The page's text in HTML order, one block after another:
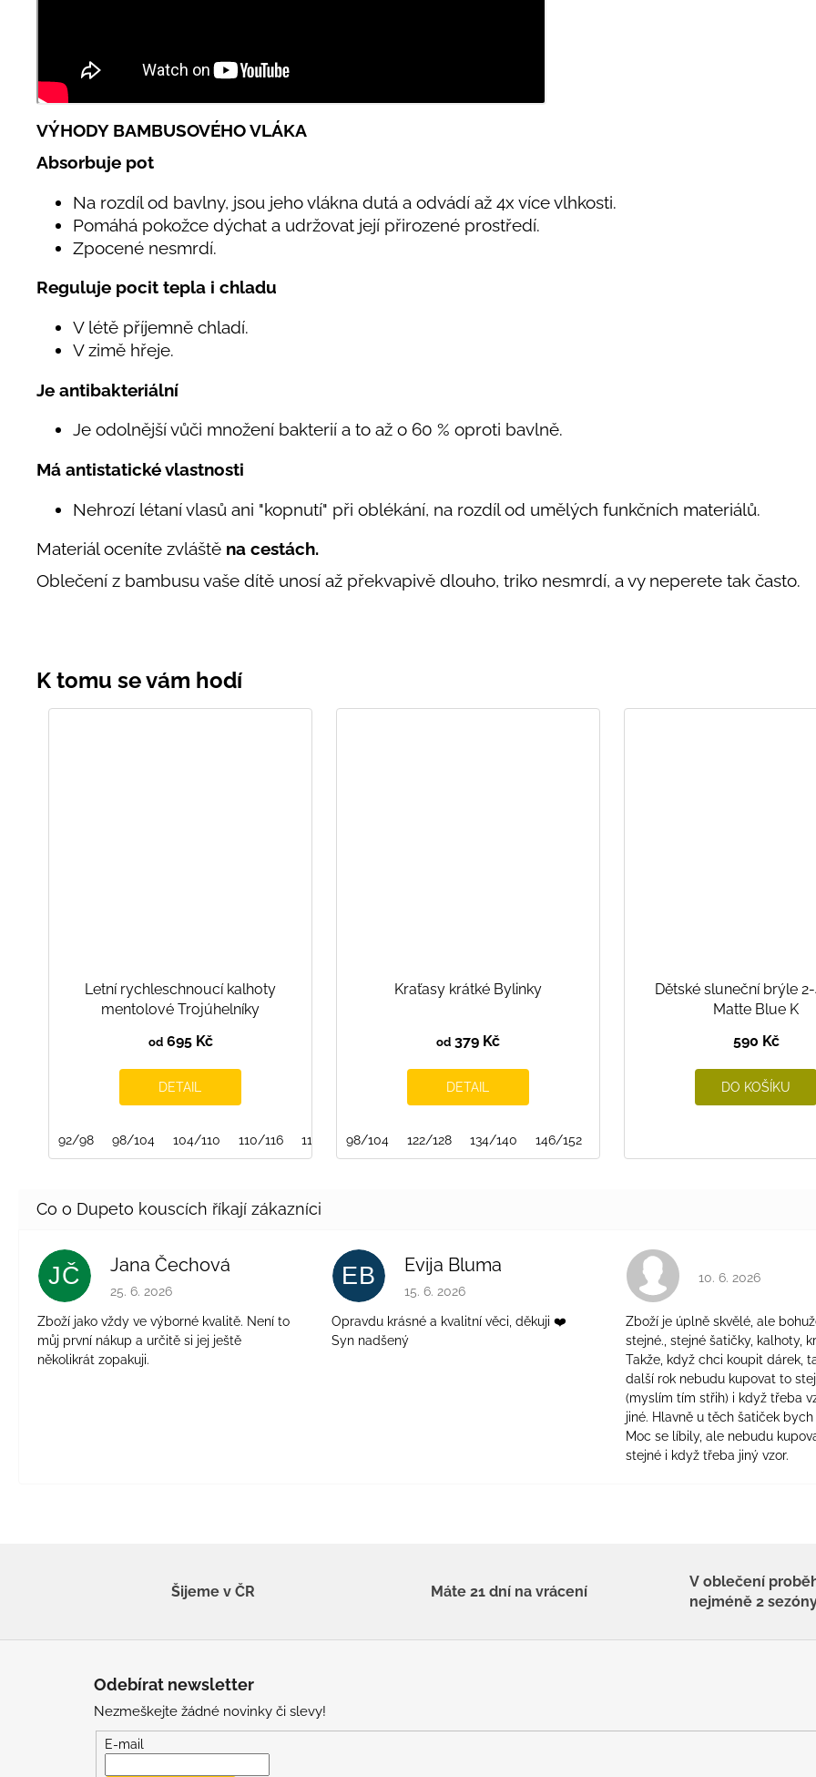
VÝHODY BAMBUSOVÉHO VLÁKA
Absorbuje pot
Na rozdíl od bavlny, jsou jeho vlákna dutá a odvádí až 4x více vlhkosti.
Pomáhá pokožce dýchat a udržovat její přirozené prostředí.
Zpocené nesmrdí.
Reguluje pocit tepla i chladu
V létě příjemně chladí.
V zimě hřeje.
Je antibakteriální
Je odolnější vůči množení bakterií a to až o 60 % oproti bavlně.
Má antistatické vlastnosti
Nehrozí létaní vlasů ani "kopnutí" při oblékání, na rozdíl od umělých funkčních materiálů.
Materiál oceníte zvláště na cestách.
Oblečení z bambusu vaše dítě unosí až překvapivě dlouho, triko nesmrdí, a vy neperete tak často.
Letní rychleschnoucí kalhoty
mentolové Trojúhelníky
od695 Kč
DETAIL
92/98 98/104 104/110 110/116 116/122
Kraťasy krátké Bylinky
od 379 Kč
DETAIL
98/104 122/128 134/140 146/152
Dětské sluneční brýle
Matte Blue K
590 Kč
DO KOŠÍKU
JČ Jana Čechová
Hodnocení obchodu je 5 z 5 hvězdiček.
25. 6. 2026
Zboží jako vždy ve výborné kvalitě. Není to
můj první nákup a určitě si jej ještě
několikrát zopakuji.
EB Evija Bluma
Hodnocení obchodu je 5 z 5 hvězdiček.
15. 6. 2026
Opravdu krásné a kvalitní věci, děkuji ❤️
Syn nadšený
Hodnocení
10. 6. 2026
Zboží je úplně skvělé, ale
stejné., stejné šatičky, kalhoty,
Takže, když chci koupit dárek,
další rok nebudu kupovat to
(myslím tím střih) i když třeba
jiné. Hlavně u těch šatiček
Moc se líbily, ale nebudu
stejné i když třeba jiný vzor.
Šijeme v ČR Máte 21 dní na vrácení
V oblečení
nejméně 2
Odebírat newsletter
Nezmeškejte žádné novinky či slevy!
E-mail